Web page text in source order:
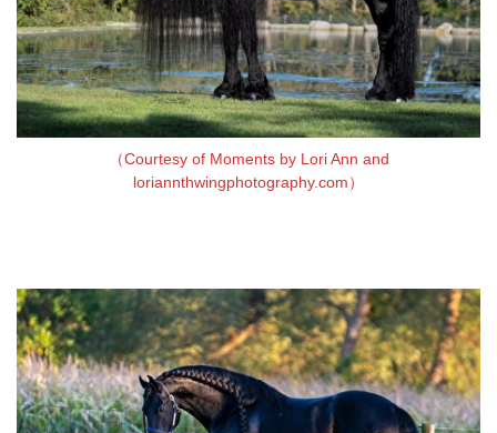
（Courtesy of Moments by Lori Ann and
loriannthwingphotography.com）